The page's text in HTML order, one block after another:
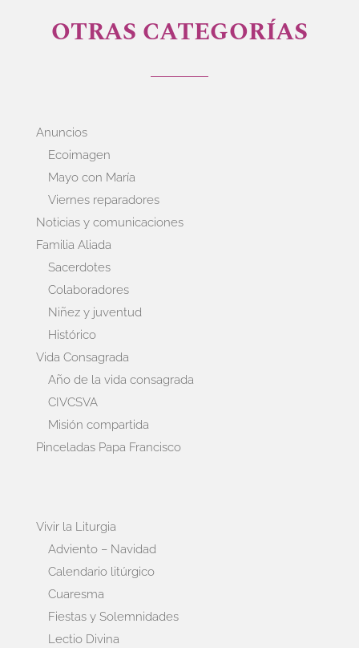
OTRAS CATEGORÍAS
Anuncios
Ecoimagen
Mayo con María
Viernes reparadores
Noticias y comunicaciones
Familia Aliada
Sacerdotes
Colaboradores
Niñez y juventud
Histórico
Vida Consagrada
Año de la vida consagrada
CIVCSVA
Misión compartida
Pinceladas Papa Francisco
Vivir la Liturgia
Adviento – Navidad
Calendario litúrgico
Cuaresma
Fiestas y Solemnidades
Lectio Divina